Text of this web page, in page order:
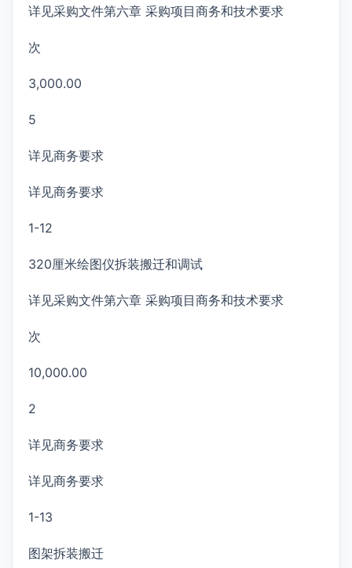
详见采购文件第六章 采购项目商务和技术要求
次
3,000.00
5
详见商务要求
详见商务要求
1-12
320厘米绘图仪拆装搬迁和调试
详见采购文件第六章 采购项目商务和技术要求
次
10,000.00
2
详见商务要求
详见商务要求
1-13
图架拆装搬迁